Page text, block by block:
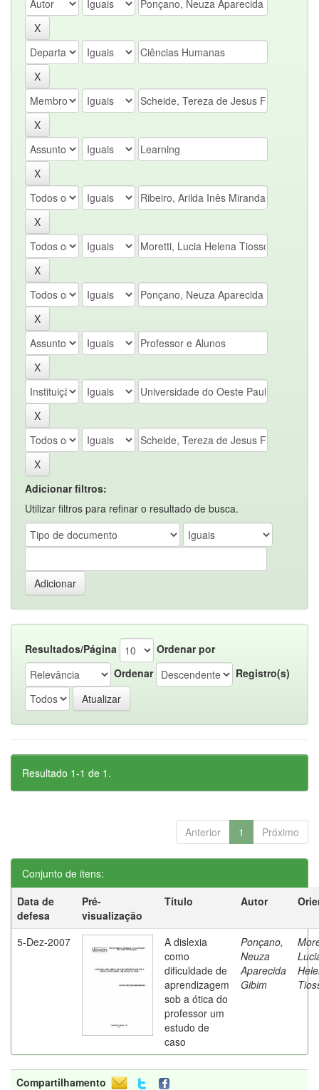
Adicionar filtros:
Utilizar filtros para refinar o resultado de busca.
Resultados/Página
Ordenar por
Ordenar
Registro(s)
Resultado 1-1 de 1.
Anterior 1 Próximo
Conjunto de itens:
Data de
defesa
Pré-
visualização
Título Autor
5-Dez-2007
A dislexia
como
dificuldade de
aprendizagem
sob a ótica do
professor um
estudo de
caso
Ponçano,
Neuza
Aparecida
Gibim
Compartilhamento